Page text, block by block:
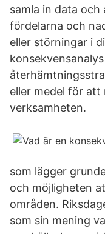
samla in data
fördelarna och
eller störningar i
eller medel för att
verksamheten.
som lägger
och möjligheten
områden.
som sin mening